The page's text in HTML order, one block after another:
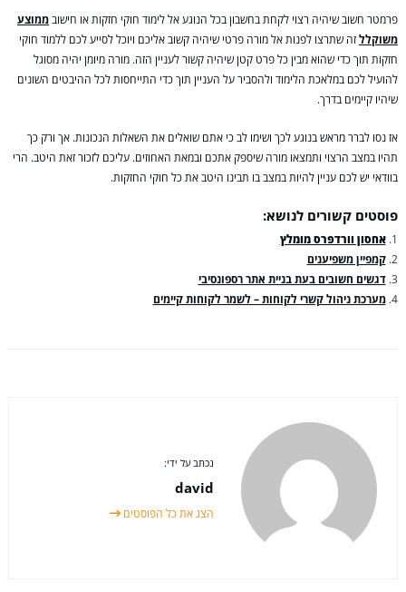
פרמטר חשוב שיהיה רצוי לקחת בחשבון בכל הנוגע אל לימוד חוקי חזקות או חישובממוצע
משוקללזה שתרצו לפנות אל מורה פרטי שיהיה קשוב אליכם ויוכל לסייע לכם ללמוד חוקי
חזקות תוך כדי שהוא מבין כל פרט קטן שיהיה קשור לעניין הזה. מורה מיומן יהיה מסוגל
להועיל לכם במלאכת הלימוד ולהסביר על העניין תוך כדי התייחסות לכל ההיבטים השונים
שיהיו קיימים בדרך.
אז נסו לברר מראש בנוגע לכך ושימו לב כי אתם שואלים את השאלות הנכונות. אך ורק כך
תהיו במצב הרצוי ותמצאו מורה שיספק אתכם ובמאת האחוזים. עליכם לזכור זאת היטב. הרי
בוודאי יש לכם עניין להיות במצב בו תבינו היטב את כל חוקי החזקות.
פוסטים קשורים לנושא:
אחסון וורדפרס מומלץ
קמפיין משפיענים
דגשים חשובים בעת בניית אתר רספונסיבי
מערכת ניהול קשרי לקוחות – לשמר לקוחות קיימים
נכתב על ידי:
david
הצג את כל הפוסטים